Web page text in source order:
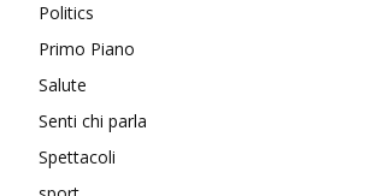
Politics
Primo Piano
Salute
Senti chi parla
Spettacoli